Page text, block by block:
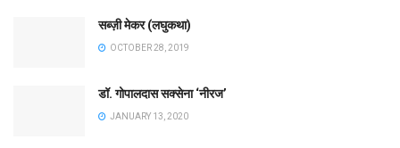
सब्ज़ी मेकर (लघुकथा)
OCTOBER 28, 2019
डॉ. गोपालदास सक्सेना ‘नीरज’
JANUARY 13, 2020